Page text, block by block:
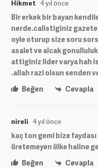
Hikmet 4 yıl önce
Bir erkek bir bayan
nerde.calistiginiz
oyle oturup size soru
asalet ve alcak
attiginiz lider varya hah
.allah razi olsun senden
Beğen
Cevapla
nireli 4 yıl önce
kaç ton gemi bize
üretemeyen ülke haline
Beğen
Cevapla